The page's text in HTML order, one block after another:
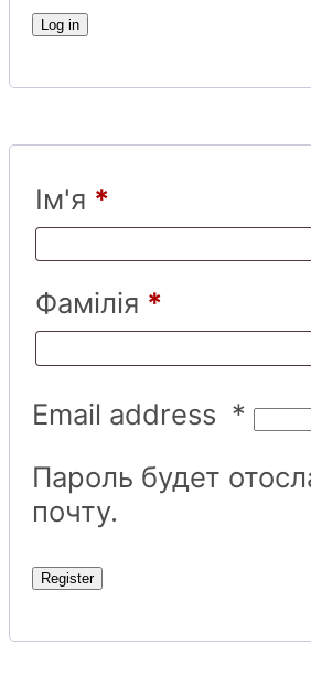
Log in
Ім'я *
Фамілія *
Email address *
Пароль будет
почту.
Register